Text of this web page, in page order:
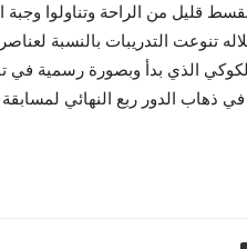
قليل من الراحة وتناولوا وجبة
التدريبات بالنسبة لعناصر
الذي بدأ وبصورة رسمية في
ذهاب الدور ربع النهائي لمسابقة